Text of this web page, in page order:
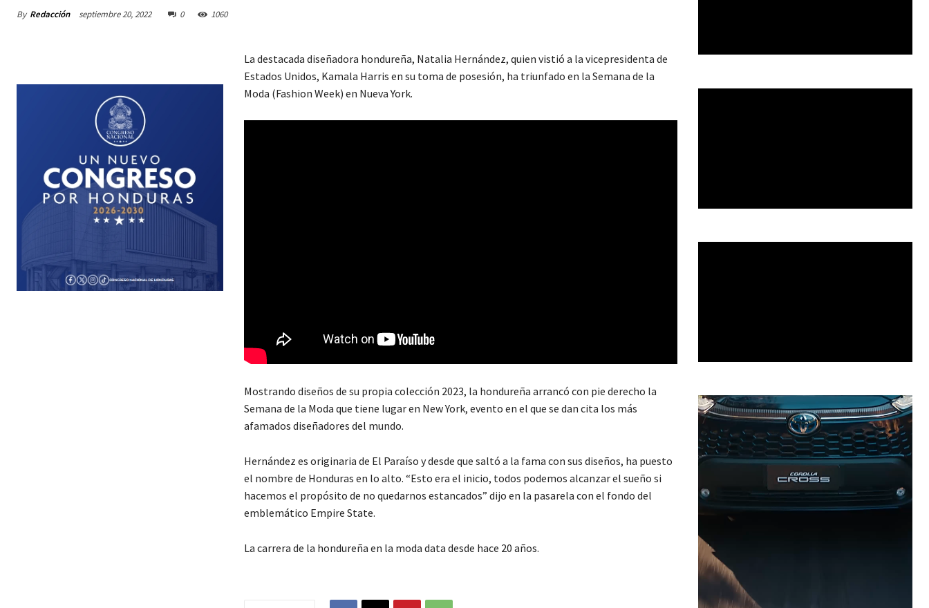
By Redacción septiembre 20, 2022 0 1060
La destacada diseñadora hondureña, Natalia Hernández, quien vistió a la vicepresidenta de
Estados Unidos, Kamala Harris en su toma de posesión, ha triunfado en la Semana de la
Moda (Fashion Week) en Nueva York.
Mostrando diseños de su propia colección 2023, la hondureña arrancó con pie derecho la
Semana de la Moda que tiene lugar en New York, evento en el que se dan cita los más
afamados diseñadores del mundo.
Hernández es originaria de El Paraíso y desde que saltó a la fama con sus diseños, ha puesto
el nombre de Honduras en lo alto. “Esto era el inicio, todos podemos alcanzar el sueño si
hacemos el propósito de no quedarnos estancados” dijo en la pasarela con el fondo del
emblemático Empire State.
La carrera de la hondureña en la moda data desde hace 20 años.